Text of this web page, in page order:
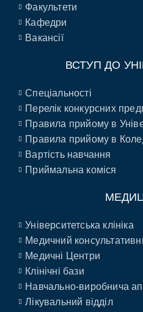
Факультети
Кафедри
Вакансії
ВСТУП ДО
Спеціальності
Перелік конкурсних
Правила прийому в
Правила прийому в
Вартість навчання
Приймальна коміся
Університетська клініка
Медичний
Медичні Центри
Клінічні бази
Навчально-виробнича
Лікувальний відділ